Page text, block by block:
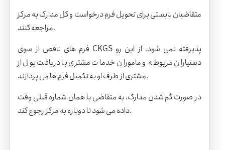
متقاضیان بایستی برای تحویل فرم درخواست و کل مدارک به مرکز
مراجعه کنند.
فرم های ناقص از سوی CKGS پذیرفته نمی شود. از این رو
دستیاران مربوطه و ماموران خدمات مشتری با دریافت پول از
مشتری از طرف او به تکمیل فرم ها می پردازند.
در صورت گم شدن مدارک، به متقاضی با همان شماره قبلی وقت
داده می شود تا دوباره به مرکز رجوع کند.